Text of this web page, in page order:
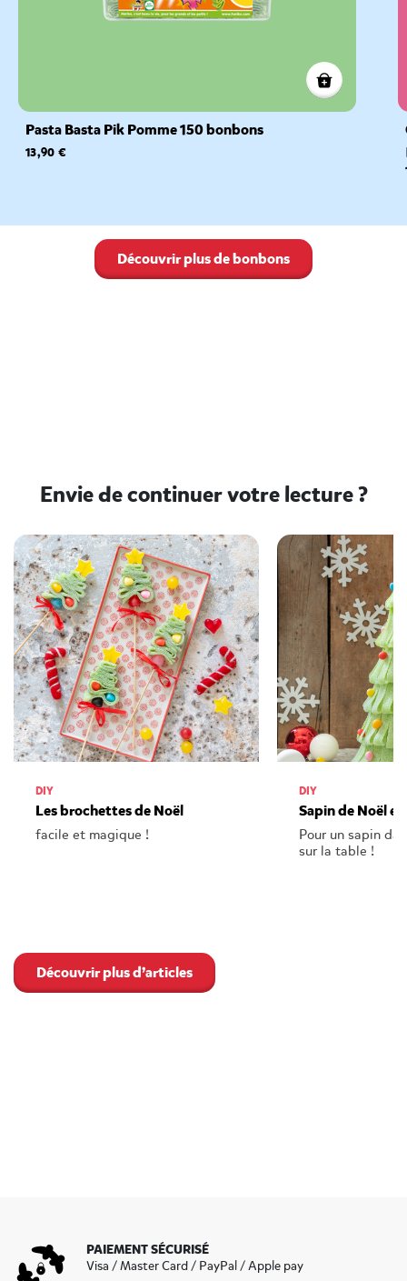
Pasta Basta Pik Pomme 150 bonbons
13,90 €
Découvrir plus de bonbons
Envie de continuer votre lecture ?
DIY
Les brochettes de Noël
facile et magique !
DIY
Sapin de Noël
Pour un sapin
sur la table !
Découvrir plus d’articles
PAIEMENT SÉCURISÉ
Visa / Master Card / PayPal / Apple pay